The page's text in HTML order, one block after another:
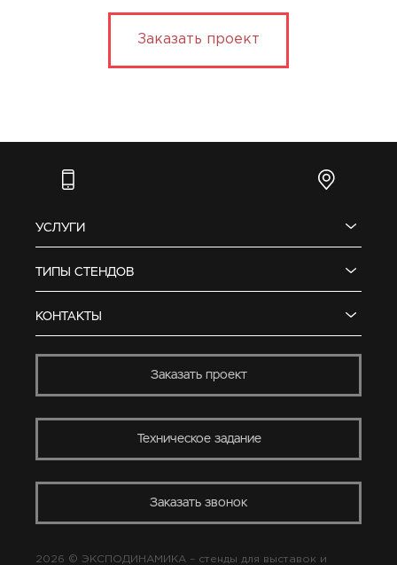
Заказать проект
УСЛУГИ
ТИПЫ СТЕНДОВ
КОНТАКТЫ
Заказать проект
Техническое задание
Заказать звонок
2026 © ЭКСПОДИНАМИКА – стенды для выставок и